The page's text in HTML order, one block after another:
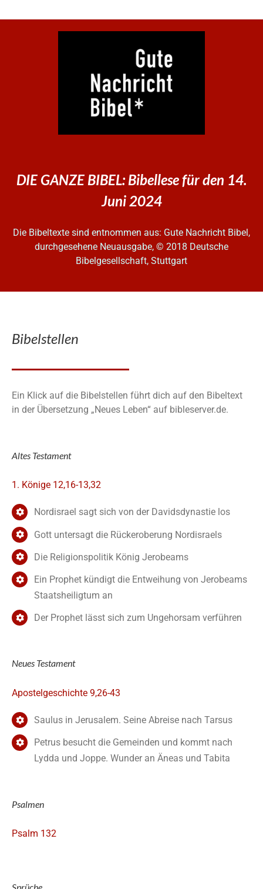
DIE GANZE BIBEL: Bibellese für den 14.
Juni 2024
Die Bibeltexte sind entnommen aus: Gute Nachricht Bibel,
durchgesehene Neuausgabe, © 2018 Deutsche
Bibelgesellschaft, Stuttgart
Bibelstellen
Ein Klick auf die Bibelstellen führt dich auf den Bibeltext
in der Übersetzung „Neues Leben“ auf bibleserver.de.
Altes Testament
1. Könige 12,16-13,32
Nordisrael sagt sich von der Davidsdynastie los
Gott untersagt die Rückeroberung Nordisraels
Die Religionspolitik König Jerobeams
Ein Prophet kündigt die Entweihung von Jerobeams
Staatsheiligtum an
Der Prophet lässt sich zum Ungehorsam verführen
Neues Testament
Apostelgeschichte 9,26-43
Saulus in Jerusalem. Seine Abreise nach Tarsus
Petrus besucht die Gemeinden und kommt nach
Lydda und Joppe. Wunder an Äneas und Tabita
Psalmen
Psalm 132